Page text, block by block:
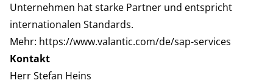
Unternehmen hat starke Partner und entspricht
internationalen Standards.
Mehr: https://www.valantic.com/de/sap-services
Kontakt
Herr Stefan Heins